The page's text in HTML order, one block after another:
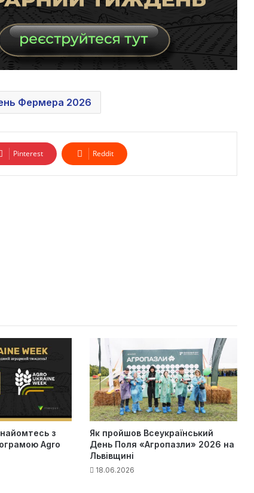
Фермера 2026
Pinterest Reddit
з
Agro
Як пройшов Всеукраїнський
День Поля «Агропазли» 2026 на
Львівщині
18.06.2026